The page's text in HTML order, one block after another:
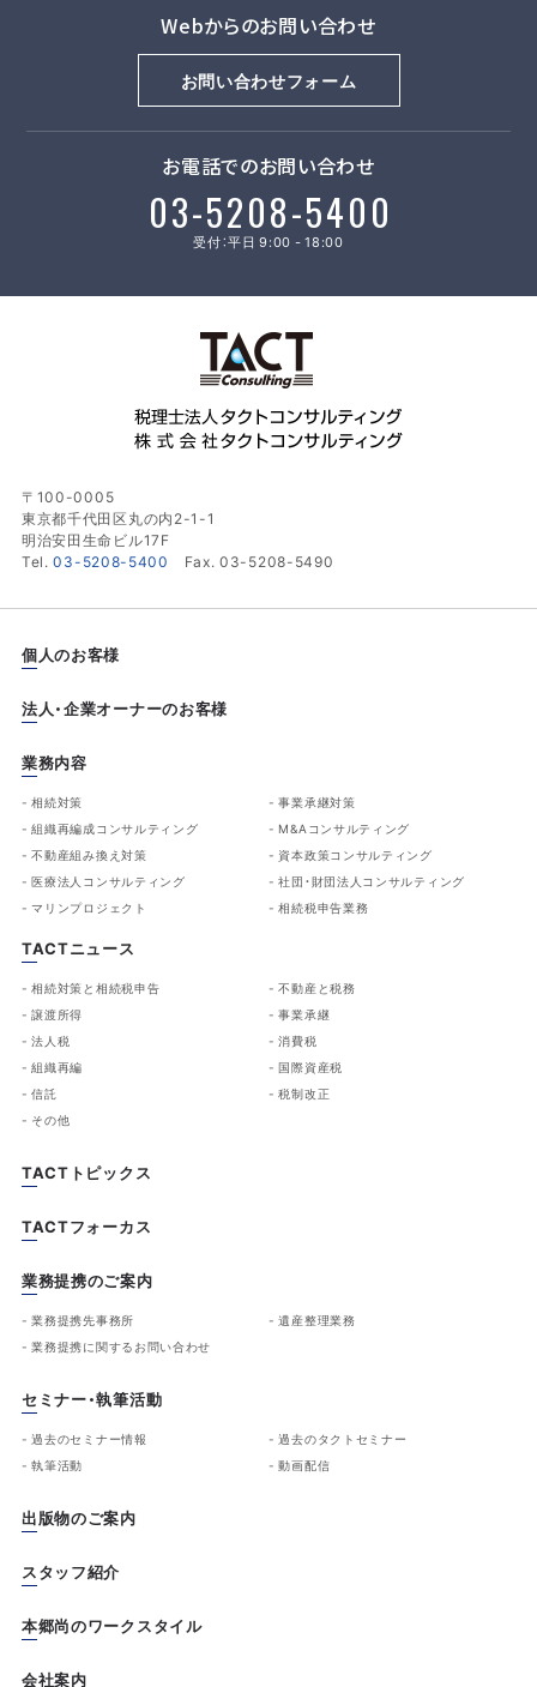
Webからのお問い合わせ
お問い合わせフォーム
お電話でのお問い合わせ
03-5208-5400
受付：平日 9:00 - 18:00
〒100-0005
東京都千代田区丸の内2-1-1
明治安田生命ビル17F
Tel.03-5208-5400 Fax. 03-5208-5490
個人のお客様
法人・企業オーナーのお客様
業務内容
相続対策
事業承継対策
組織再編成コンサルティング
M&Aコンサルティング
不動産組み換え対策
資本政策コンサルティング
医療法人コンサルティング
社団・財団法人コンサルティング
マリンプロジェクト
相続税申告業務
TACTニュース
相続対策と相続税申告
不動産と税務
譲渡所得
事業承継
法人税
消費税
組織再編
国際資産税
信託
税制改正
その他
TACTトピックス
TACTフォーカス
業務提携のご案内
業務提携先事務所
遺産整理業務
業務提携に関するお問い合わせ
セミナー・執筆活動
過去のセミナー情報
過去のタクトセミナー
執筆活動
動画配信
出版物のご案内
スタッフ紹介
本郷尚のワークスタイル
会社案内